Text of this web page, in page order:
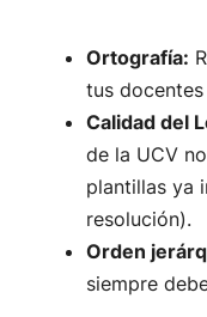
Ortografía:
tus
Calidad del
de la UCV
plantillas ya
resolución).
Orden
siempre